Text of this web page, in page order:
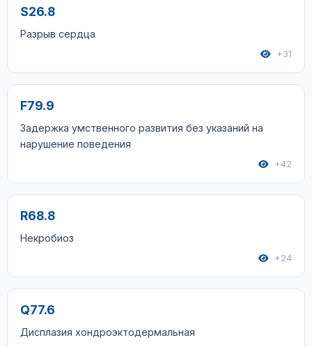
S26.8
Разрыв сердца
+31
F79.9
Задержка умственного развития без указаний на
нарушение поведения
+42
R68.8
Некробиоз
+24
Q77.6
Дисплазия хондроэктодермальная